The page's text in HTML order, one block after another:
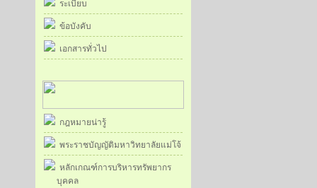
ระเบียบ
ข้อบังคับ
เอกสารทั่วไป
กฎหมายน่ารู้
พระราชบัญญัติมหาวิทยาลัยแม่โจ้
หลักเกณฑ์การบริหารทรัพยากร
บุคคล